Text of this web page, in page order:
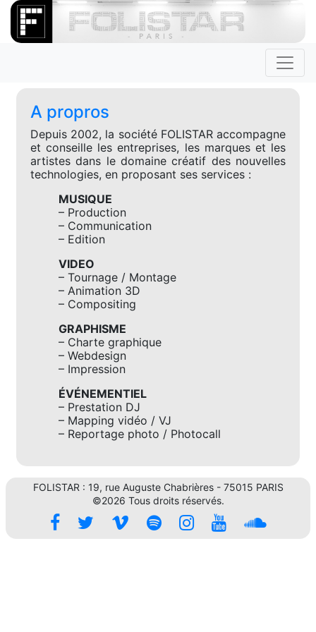
A propros
Depuis 2002, la société FOLISTAR accompagne
et conseille les entreprises, les marques et les
artistes dans le domaine créatif des nouvelles
technologies, en proposant ses services :
MUSIQUE
– Production
– Communication
– Edition
VIDEO
– Tournage / Montage
– Animation 3D
– Compositing
GRAPHISME
– Charte graphique
– Webdesign
– Impression
ÉVÉNEMENTIEL
– Prestation DJ
– Mapping vidéo / VJ
– Reportage photo / Photocall
FOLISTAR : 19, rue Auguste Chabrières - 75015 PARIS
©2026 Tous droits réservés.